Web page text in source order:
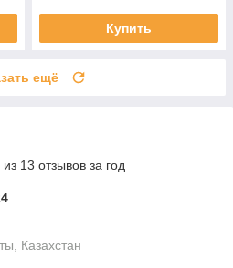
Купить
ещё
13 отзывов за год
Казахстан